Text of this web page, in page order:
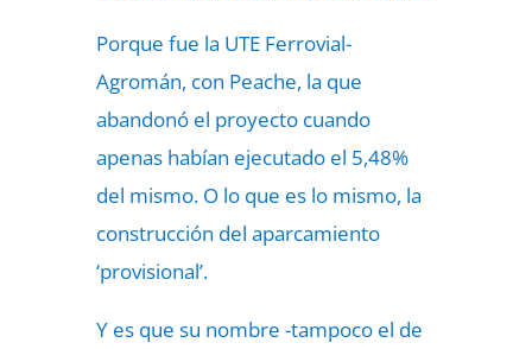
Porque fue la UTE Ferrovial-
Agromán, con Peache, la que
abandonó el proyecto cuando
apenas habían ejecutado el 5,48%
del mismo. O lo que es lo mismo, la
construcción del aparcamiento
‘provisional’.
Y es que su nombre -tampoco el de